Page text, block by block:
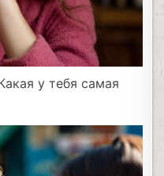
у тебя самая